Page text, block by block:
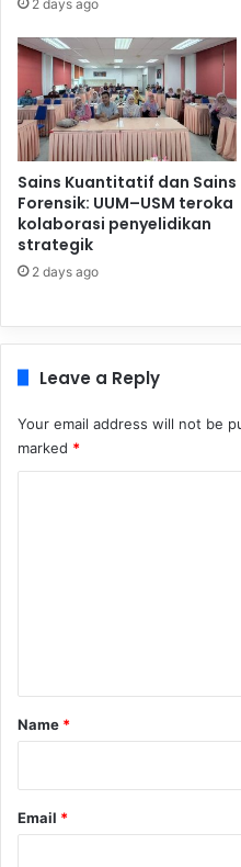
2 days ago
Sains Kuantitatif dan Sains
Forensik: UUM–USM teroka
kolaborasi penyelidikan
strategik
2 days ago
Leave a Reply
Your email address will not be
marked *
*
Name *
Email *